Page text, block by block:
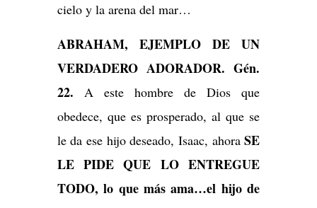
cielo y la arena del mar…
ABRAHAM, EJEMPLO DE UN
VERDADERO ADORADOR. Gén.
22. A este hombre de Dios que
obedece, que es prosperado, al que se
le da ese hijo deseado, Isaac, ahoraSE
LE PIDE QUE LO ENTREGUE
TODO, lo que más ama…el hijo de